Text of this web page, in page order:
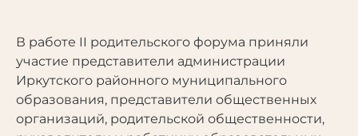
В работе II родительского форума приняли
участие представители администрации
Иркутского районного муниципального
образования, представители общественных
организаций, родительской общественности,